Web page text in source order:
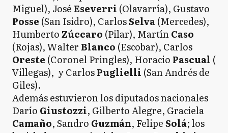
Miguel), JoséEseverri (Olavarría), Gustavo
Posse (San Isidro), CarlosSelva(Mercedes),
HumbertoZúccaro (Pilar), MartínCaso
(Rojas), WalterBlanco (Escobar), Carlos
Oreste (Coronel Pringles), Horacio Pascual (
Villegas), y CarlosPuglielli (San Andrés de
Giles).
Además estuvieron los diputados nacionales
Darío Giustozzi, Gilberto Alegre, Graciela
Camaño, Sandro Guzmán, FelipeSolá; los